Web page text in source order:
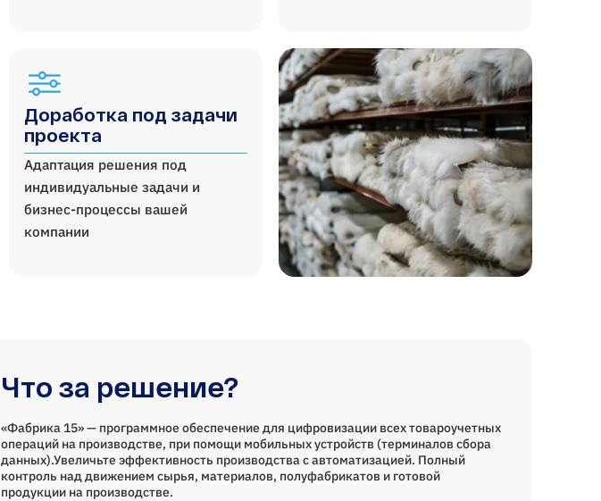
Доработка под задачи
проекта
Адаптация решения под
индивидуальные задачи и
бизнес-процессы вашей
компании
Что за решение?
«Фабрика 15» — программное обеспечение для цифровизации всех товароучетных
операций на производстве, при помощи мобильных устройств (терминалов сбора
данных).Увеличьте эффективность производства с автоматизацией. Полный
контроль над движением сырья, материалов, полуфабрикатов и готовой
продукции на производстве.